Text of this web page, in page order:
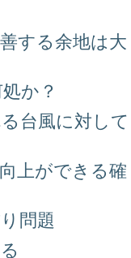
する余地は大
か？
台風に対して
上ができる確
問題